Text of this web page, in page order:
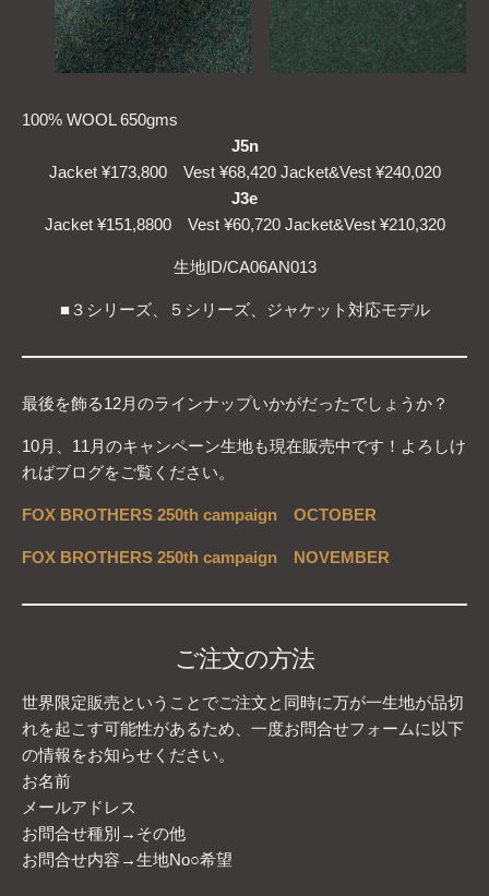
100% WOOL 650gms
J5n
Jacket ¥173,800 Vest ¥68,420 Jacket&Vest ¥240,020
J3e
Jacket ¥151,8800 Vest ¥60,720 Jacket&Vest ¥210,320
生地ID/CA06AN013
■３シリーズ、５シリーズ、ジャケット対応モデル
最後を飾る12月のラインナップいかがだったでしょうか？
10月、11月のキャンペーン生地も現在販売中です！よろしけ
ればブログをご覧ください。
FOX BROTHERS 250th campaign OCTOBER
FOX BROTHERS 250th campaign NOVEMBER
ご注文の方法
世界限定販売ということでご注文と同時に万が一生地が品切
れを起こす可能性があるため、一度お問合せフォームに以下
の情報をお知らせください。
お名前
メールアドレス
お問合せ種別→その他
お問合せ内容→生地No○希望